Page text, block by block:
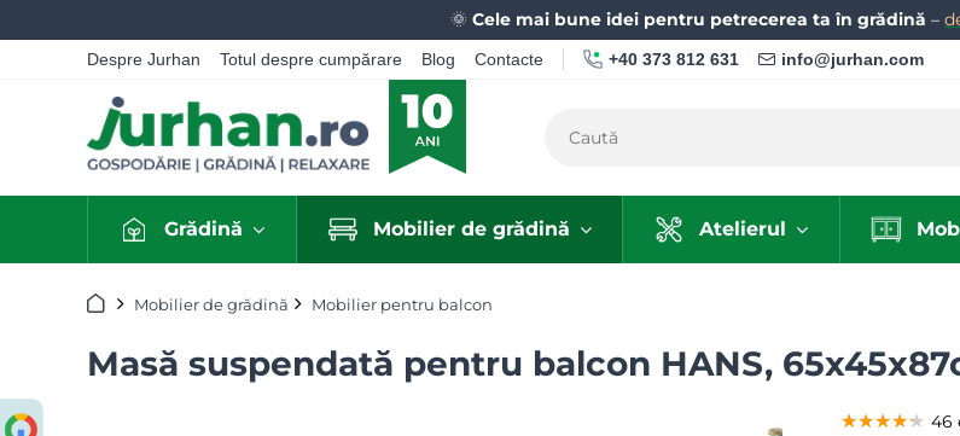
🌞 Cele mai bune idei pentru petrecerea ta în grădină –
Despre Jurhan Totul despre cumpărare Blog Contacte +40 373 812 631 info@jurhan.com
Grădină Mobilier de grădină Atelierul
Acasă Mobilier de grădină Mobilier pentru balcon
Masă suspendată pentru balcon HANS,
★★★★★
★★★★★
★★★★★ 46